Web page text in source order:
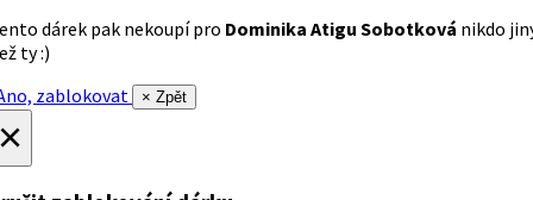
dárek pak nekoupí pro Dominika Atigu Sobotková nikdo
ty :)
zablokovat
× Zpět